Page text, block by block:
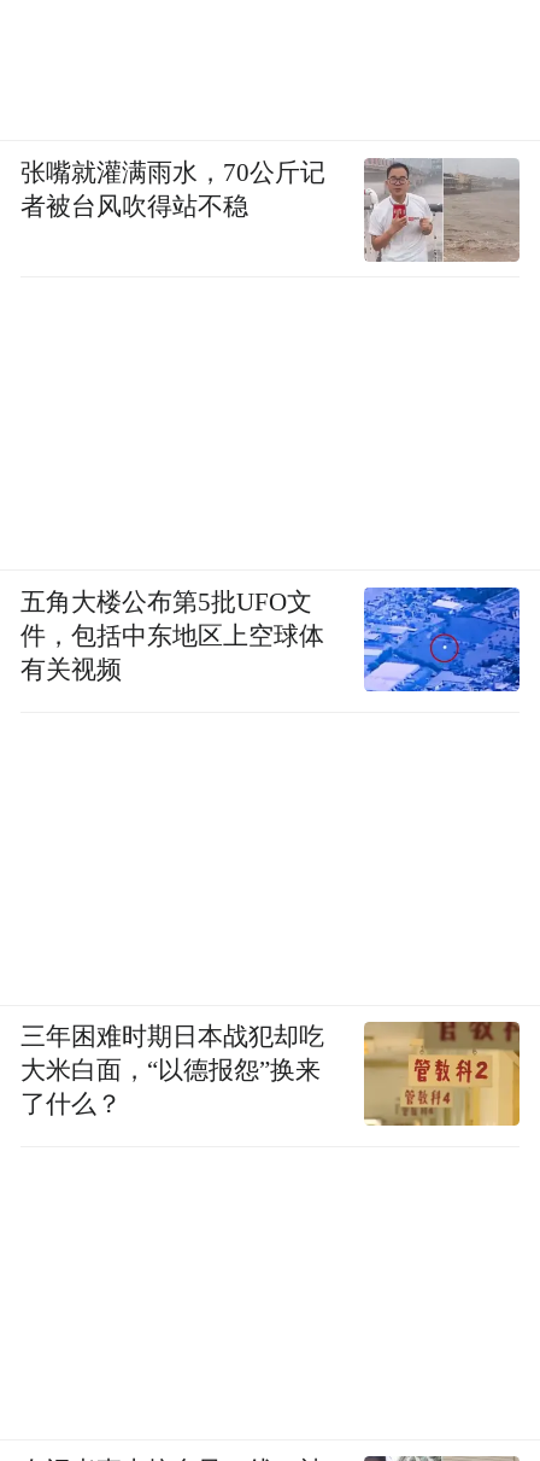
张嘴就灌满雨水，70公斤记
者被台风吹得站不稳
五角大楼公布第5批UFO文
件，包括中东地区上空球体
有关视频
三年困难时期日本战犯却吃
大米白面，“以德报怨”换来
了什么？